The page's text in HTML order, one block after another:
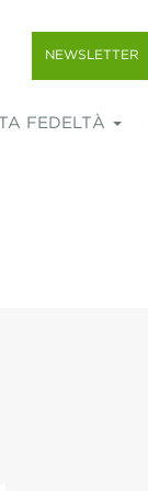
NEWSLETTER
FEDELTÀ